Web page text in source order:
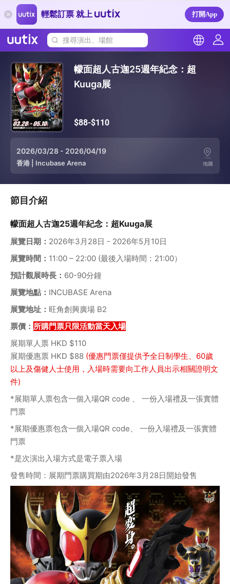
輕鬆訂票 就上 打開App
搜尋演出、場館
幪面超人古迦25週年紀念：超
Kuuga展
$88-$110
2026/03/28 - 2026/04/19
香港 Incubase Arena 地圖
節目介紹
幪面超人古迦25週年紀念：超Kuuga展
展覽日期： 2026年3月28日 - 2026年5月10日
展覽時間： 11:00 – 22:00 (最後入場時間：21:00）
預計觀展時長： 60-90分鐘
展覽地點： INCUBASE Arena
展覽地址： 旺角創興廣場 B2
票價： 所購門票只限活動當天入場
展期單人票 HKD $110
展期優惠票 HKD $88 (優惠門票僅提供予全日制學生、60歲
以上及傷健人士使用，入場時需要向工作人員出示相關證明文
件)
*展期單人票包含一個入場QR code 、 一份入場禮及一張實體
門票
*展期優惠票包含一個入場QR code、 一份入場禮及一張實體
門票
*是次演出入場方式是電子票入場
發售時間：展期門票購買期由2026年3月28日開始發售